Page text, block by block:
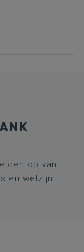
op van
en welzijn.